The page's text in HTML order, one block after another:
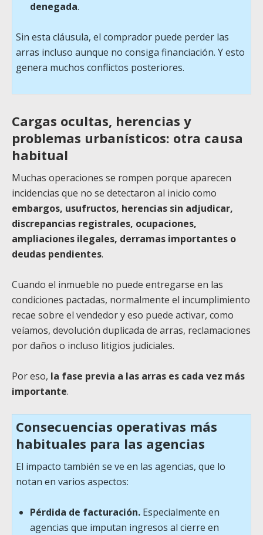
denegada.
Sin esta cláusula, el comprador puede perder las
arras incluso aunque no consiga financiación. Y esto
genera muchos conflictos posteriores.
Cargas ocultas, herencias y
problemas urbanísticos: otra causa
habitual
Muchas operaciones se rompen porque aparecen
incidencias que no se detectaron al inicio como
embargos, usufructos, herencias sin adjudicar,
discrepancias registrales, ocupaciones,
ampliaciones ilegales, derramas importantes o
deudas pendientes.
Cuando el inmueble no puede entregarse en las
condiciones pactadas, normalmente el incumplimiento
recae sobre el vendedor y eso puede activar, como
veíamos, devolución duplicada de arras, reclamaciones
por daños o incluso litigios judiciales.
Por eso, la fase previa a las arras es cada vez más
importante.
Consecuencias operativas más
habituales para las agencias
El impacto también se ve en las agencias, que lo
notan en varios aspectos:
Pérdida de facturación. Especialmente en
agencias que imputan ingresos al cierre en